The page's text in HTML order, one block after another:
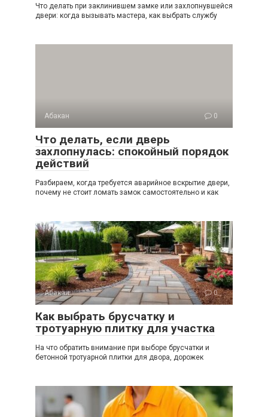
Что делать при заклинившем замке или захлопнувшейся
двери: когда вызывать мастера, как выбрать службу
Абакан 0
Что делать, если дверь
захлопнулась: спокойный порядок
действий
Разбираем, когда требуется аварийное вскрытие двери,
почему не стоит ломать замок самостоятельно и как
Абакан 0
Как выбрать брусчатку и
тротуарную плитку для участка
На что обратить внимание при выборе брусчатки и
бетонной тротуарной плитки для двора, дорожек